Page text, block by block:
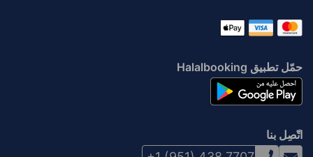
حمّل تطبيق Halalbooking
اتّصِل بنا